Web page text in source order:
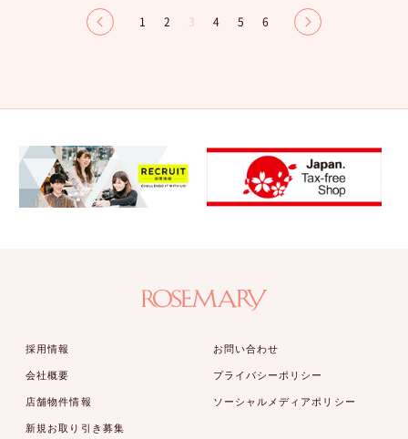
1 2 3 4 5 6
採用情報
会社概要
店舗物件情報
新規お取り引き募集
お問い合わせ
プライバシーポリシー
ソーシャルメディアポリシー